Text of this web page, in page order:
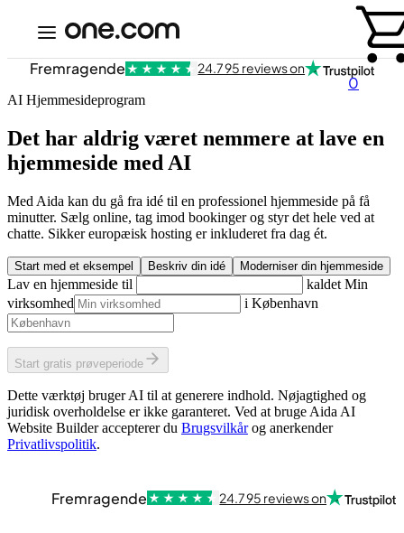
0
Fremragende 24.795 reviews on
AI Hjemmesideprogram
Det har aldrig været nemmere at lave en
hjemmeside med AI
Med Aida kan du gå fra idé til en professionel hjemmeside på få
minutter. Sælg online, tag imod bookinger og styr det hele ved at
chatte. Sikker europæisk hosting er inkluderet fra dag ét.
Start med et eksempel Beskriv din idé Moderniser din hjemmeside
Lav en hjemmeside til kaldet Min
virksomhed
i København
Start gratis prøveperiode
Dette værktøj bruger AI til at generere indhold. Nøjagtighed og
juridisk overholdelse er ikke garanteret. Ved at bruge Aida AI
Website Builder accepterer du Brugsvilkårog anerkender
Privatlivspolitik.
Fremragende 24.795 reviews on